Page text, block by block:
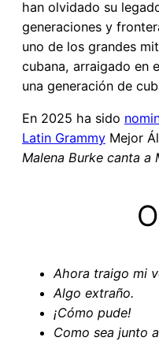
han olvidado su
generaciones y
uno de los grandes
cubana, arraigado en
una generación de
En 2025 ha sido
Latin Grammy Mejor
Malena Burke canta a
Ahora traigo mi
Algo extraño.
¡Cómo pude!
Como sea junto